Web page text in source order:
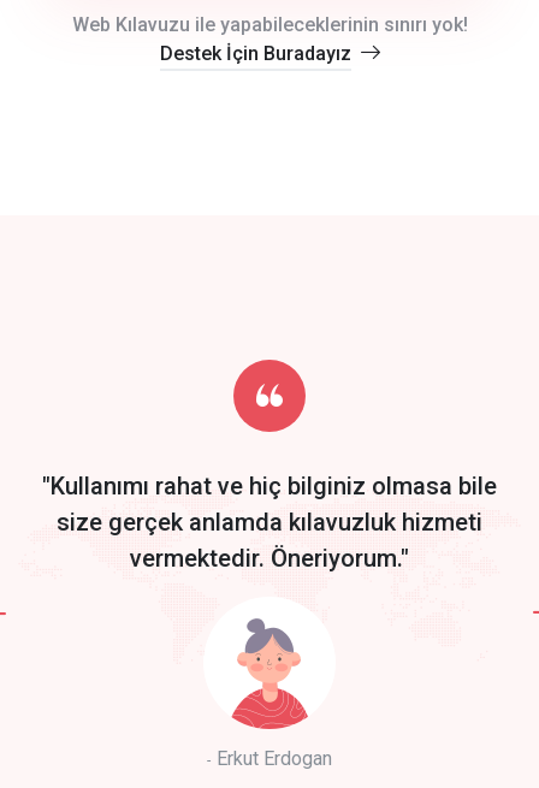
Start by trying our service for 30 days free trial no credit card
required.
Web Kılavuzu ile yapabileceklerinin sınırı yok!
Destek İçin Buradayız
"Kullanımı rahat ve hiç bilginiz olmasa bile
size gerçek anlamda kılavuzluk hizmeti
vermektedir. Öneriyorum."
Erkut Erdogan